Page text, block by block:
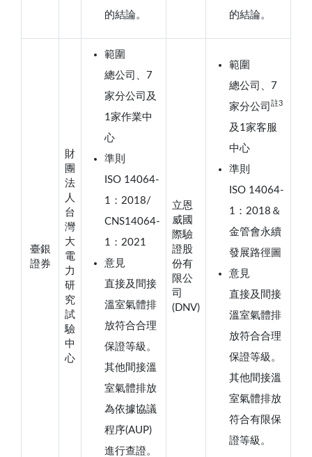
的結論。
的結論。
臺銀
證券
財
團
法
人
台
灣
大
電
力
研
究
試
驗
中
心
範圍
總公司、7
家分公司及
1家作業中
心
準則
ISO 14064-
1：2018/
CNS14064-
1：2021
意見
直接及間接
溫室氣體排
放符合合理
保證等級。
其他間接溫
室氣體排放
為依據協議
程序(AUP)
進行查證。
立恩
威國
際驗
證股
份有
限公
司
(DNV)
範圍
總公司、7
家分公司 註3
及1家客服
中心
準則
ISO 14064-
1：2018＆
金管會永續
發展路徑圖
意見
直接及間接
溫室氣體排
放符合合理
保證等級。
其他間接溫
室氣體排放
符合有限保
證等級。